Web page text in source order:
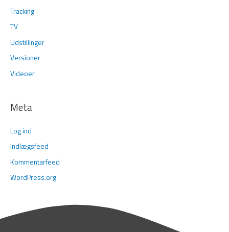
Tracking
TV
Udstillinger
Versioner
Videoer
Meta
Log ind
Indlægsfeed
Kommentarfeed
WordPress.org